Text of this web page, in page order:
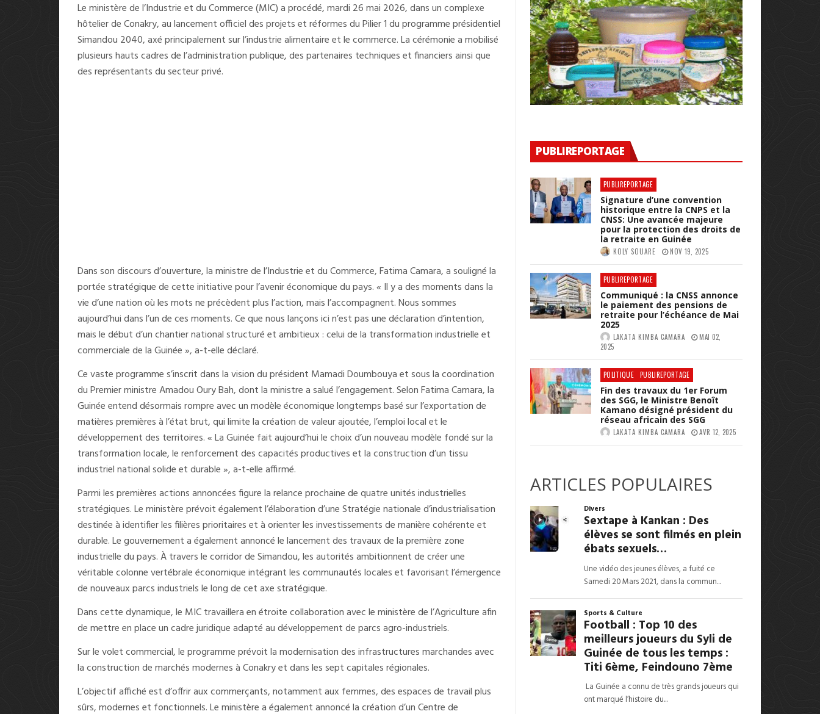
:
La
Guinée
A
Lancé
Les
Le ministère de l’Industrie et du Commerce (MIC) a procédé, mardi 26 mai 2026, dans un complexe
hôtelier de Conakry, au lancement officiel des projets et réformes du Pilier 1 du programme présidentiel
Simandou 2040, axé principalement sur l’industrie alimentaire et le commerce. La cérémonie a mobilisé
plusieurs hauts cadres de l’administration publique, des partenaires techniques et financiers ainsi que
des représentants du secteur privé.
Dans son discours d’ouverture, la ministre de l’Industrie et du Commerce, Fatima Camara, a souligné la
portée stratégique de cette initiative pour l’avenir économique du pays. « Il y a des moments dans la
vie d’une nation où les mots ne précèdent plus l’action, mais l’accompagnent. Nous sommes
aujourd’hui dans l’un de ces moments. Ce que nous lançons ici n’est pas une déclaration d’intention,
mais le début d’un chantier national structuré et ambitieux : celui de la transformation industrielle et
commerciale de la Guinée », a-t-elle déclaré.
Ce vaste programme s’inscrit dans la vision du président Mamadi Doumbouya et sous la coordination
du Premier ministre Amadou Oury Bah, dont la ministre a salué l’engagement. Selon Fatima Camara, la
Guinée entend désormais rompre avec un modèle économique longtemps basé sur l’exportation de
matières premières à l’état brut, qui limite la création de valeur ajoutée, l’emploi local et le
développement des territoires. « La Guinée fait aujourd’hui le choix d’un nouveau modèle fondé sur la
transformation locale, le renforcement des capacités productives et la construction d’un tissu
industriel national solide et durable », a-t-elle affirmé.
Parmi les premières actions annoncées figure la relance prochaine de quatre unités industrielles
stratégiques. Le ministère prévoit également l’élaboration d’une Stratégie nationale d’industrialisation
destinée à identifier les filières prioritaires et à orienter les investissements de manière cohérente et
durable. Le gouvernement a également annoncé le lancement des travaux de la première zone
industrielle du pays. À travers le corridor de Simandou, les autorités ambitionnent de créer une
véritable colonne vertébrale économique intégrant les communautés locales et favorisant l’émergence
de nouveaux parcs industriels le long de cet axe stratégique.
Dans cette dynamique, le MIC travaillera en étroite collaboration avec le ministère de l’Agriculture afin
de mettre en place un cadre juridique adapté au développement de parcs agro-industriels.
Sur le volet commercial, le programme prévoit la modernisation des infrastructures marchandes avec
la construction de marchés modernes à Conakry et dans les sept capitales régionales.
L’objectif affiché est d’offrir aux commerçants, notamment aux femmes, des espaces de travail plus
sûrs, modernes et fonctionnels. Le ministère a également annoncé la création d’un Centre de
PUBLIREPORTAGE
PUBLIREPORTAGE
Signature d’une convention
historique entre la CNPS et la
CNSS: Une avancée majeure
pour la protection des droits de
la retraite en Guinée
KOLY SOUARE NOV 19, 2025
PUBLIREPORTAGE
Communiqué : la CNSS annonce
le paiement des pensions de
retraite pour l’échéance de Mai
2025
LAKATA KIMBA CAMARA
MAI 02,
2025
POLITIQUE PUBLIREPORTAGE
Fin des travaux du 1er Forum
des SGG, le Ministre Benoît
Kamano désigné président du
réseau africain des SGG
LAKATA KIMBA CAMARA AVR 12, 2025
ARTICLES POPULAIRES